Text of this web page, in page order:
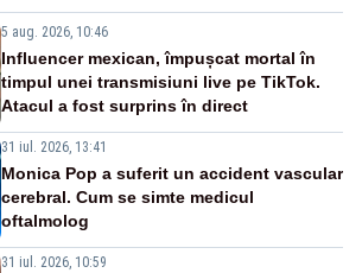
5 aug. 2026, 10:46
Influencer mexican, împușcat mortal în
timpul unei transmisiuni live pe TikTok.
Atacul a fost surprins în direct
31 iul. 2026, 13:41
Monica Pop a suferit un accident vascular
cerebral. Cum se simte medicul
oftalmolog
31 iul. 2026, 10:59